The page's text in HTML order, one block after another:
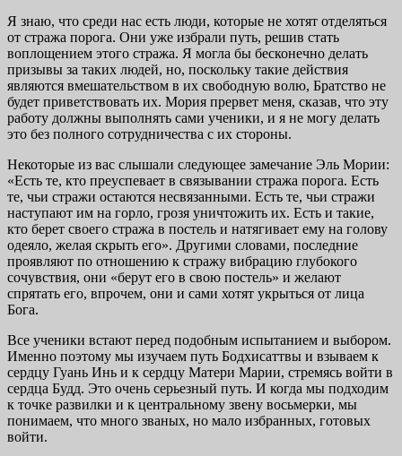
Я знаю, что среди нас есть люди, которые не хотят от­деляться
от стража порога. Они уже избрали путь, решив стать
воплощением этого стража. Я могла бы бесконечно делать
призывы за таких людей, но, поскольку такие дей­ствия
являются вмешательством в их свободную волю, Братство не
будет приветствовать их. Мория прервет меня, сказав, что эту
работу должны выполнять сами ученики, и я не могу делать
это без полного сотрудничества с их стороны.
Некоторые из вас слышали следующее замечание Эль Мории:
«Есть те, кто преуспевает в связывании стража по­рога. Есть
те, чьи стражи остаются несвязанными. Есть те, чьи стражи
наступают им на горло, грозя уничтожить их. Есть и такие,
кто берет своего стража в постель и натя­гивает ему на голову
одеяло, желая скрыть его». Другими словами, последние
проявляют по отношению к стражу вибрацию глубокого
сочувствия, они «берут его в свою по­стель» и желают
спрятать его, впрочем, они и сами хотят укрыться от лица
Бога.
Все ученики встают перед подобным испытанием и вы­бором.
Именно поэтому мы изучаем путь Бодхисаттвы и взываем к
сердцу Гуань Инь и к сердцу Матери Марии, стремясь войти в
сердца Будд. Это очень серьезный путь. И когда мы подходим
к точке развилки и к центральному звену восьмерки, мы
понимаем, что много званых, но мало избранных, готовых
войти.